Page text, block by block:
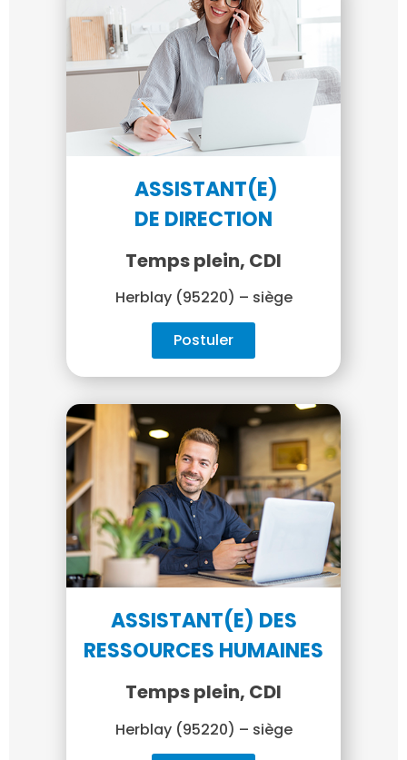
ASSISTANT(E)
DE DIRECTION
Temps plein, CDI
Herblay (95220) – siège
Postuler
ASSISTANT(E) DES
RESSOURCES HUMAINES
Temps plein, CDI
Herblay (95220) – siège